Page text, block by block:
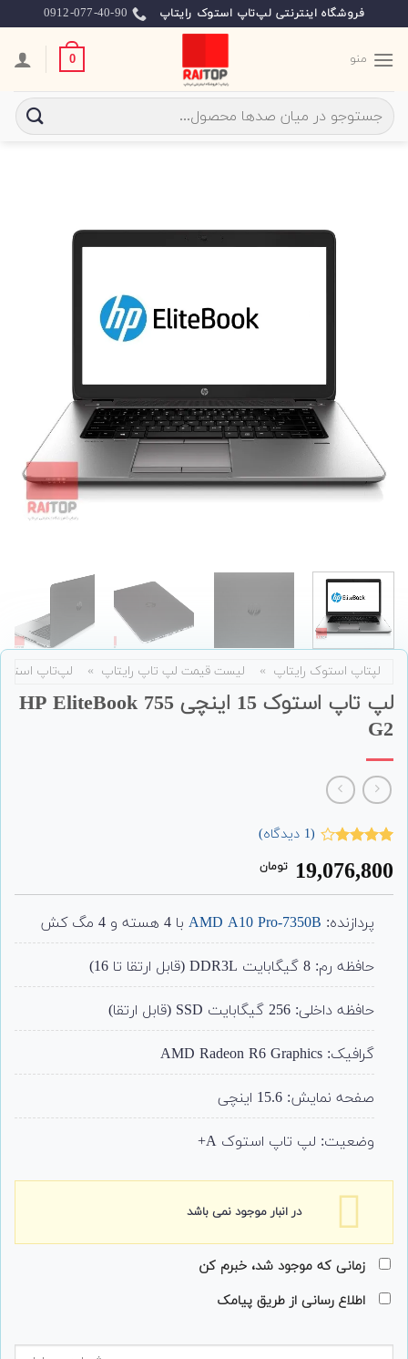
to
content
فروشگاه اینترنتی لپ‌تاپ استوک رایتاپ 0912-077-40-90
منو 0
جستجو
برای:
لپتاپ استوک رایتاپ » لیست قیمت لپ تاپ رایتاپ » لپ‌تاپ
لپ تاپ استوک 15 اینچی HP EliteBook 755
G2
4.00
از 5
مشتری
(
1 دیدگاه)
19,076,800 تومان
پردازنده: AMD A10 Pro-7350Bبا 4 هسته و 4 مگ کش
حافظه رم: 8 گیگابایت DDR3L (قابل ارتقا تا 16)
حافظه داخلی: 256 گیگابایت SSD (قابل ارتقا)
گرافیک: AMD Radeon R6 Graphics
صفحه نمایش: 15.6 اینچی
وضعیت: لپ تاپ استوک A+
در انبار موجود نمی باشد
زمانی که موجود شد، خبرم کن
اطلاع رسانی از طریق پیامک